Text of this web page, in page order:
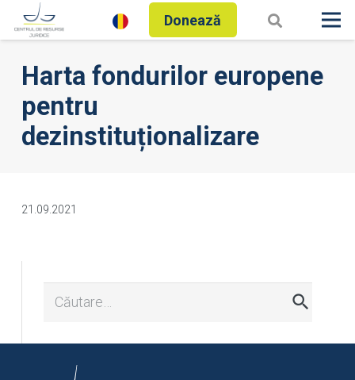
Donează
Harta fondurilor europene
pentru
dezinstituționalizare
21.09.2021